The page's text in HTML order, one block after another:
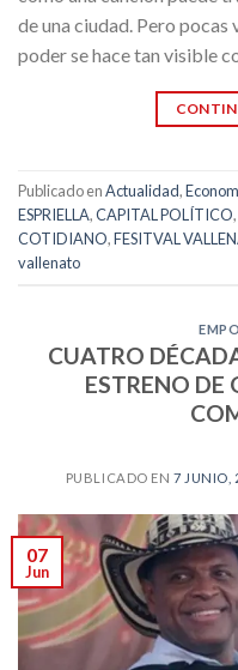
de una ciudad. Pero pocas
poder se hace tan visible
Publicado enActualidad,
ESPRIELLA,CAPITAL POLÍTICO,
COTIDIANO,FESITVAL
vallenato
CUATRO
ESTRENO DE
PUBLICADO EN 7 JUNIO,
07
Jun